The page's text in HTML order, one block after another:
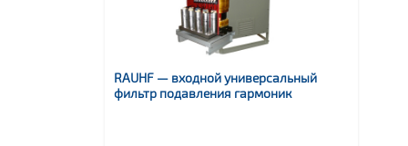
RAUHF — входной универсальный
фильтр подавления гармоник